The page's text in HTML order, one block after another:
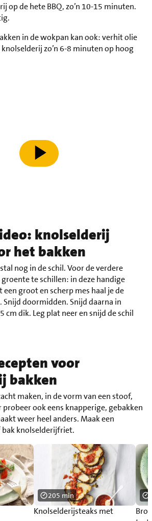
op de hete BBQ, zo’n 10-15 minuten.
in de wokpan kan ook: verhit olie
zo’n 6-8 minuten op hoog
speel video af
knolselderij
het bakken
nog in de schil. Voor de verdere
te schillen: in deze handige
een groot en scherp mes haal je de
doormidden. Snijd daarna in
cm dik. Leg plat neer en snijd de schil
voor
bakken
maken, in de vorm van een stoof,
probeer ook eens knapperige, gebakken
weer heel anders. Maak een
knolselderijfriet.
Knolselderijsteaks met
205 min